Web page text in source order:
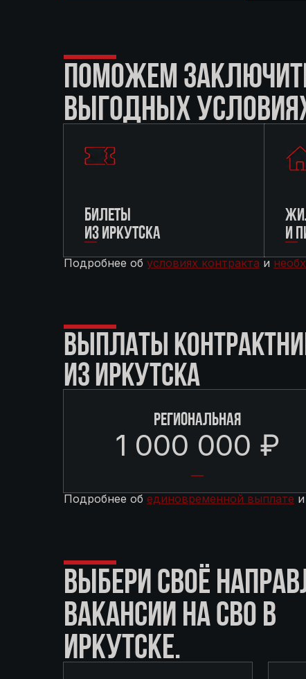
ПОМОЖЕМ
ВЫГОДНЫХ
БИЛЕТЫ
ИЗ ИРКУТСКА
И
Подробнее об условиях контракта и
ВЫПЛАТЫ
ИЗ ИРКУТСКА
РЕГИОНАЛЬНАЯ
1 000 000 ₽
Подробнее об единовременной выплате и
ВЫБЕРИ СВОЁ
ВАКАНСИИ НА СВО В
ИРКУТСКЕ.